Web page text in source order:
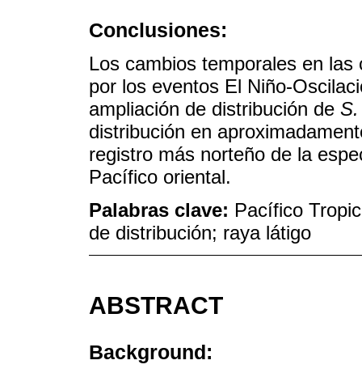
Conclusiones:
Los cambios temporales en
por los eventos El Niño-
ampliación de distribución de
distribución en
registro más norteño de la
Pacífico oriental.
Palabras clave: Pacífico
de distribución; raya látigo
ABSTRACT
Background: